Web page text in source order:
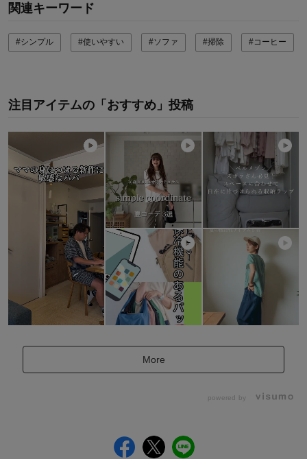
関連キーワード
#シンプル #使いやすい #ソファ #掃除 #コーヒー
注目アイテムの「おすすめ」投稿
More
powered by